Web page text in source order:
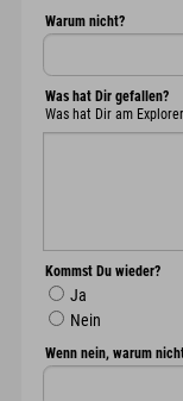
Warum nicht?
Was hat Dir gefallen?
Was hat Dir am
Kommst Du wieder?
Ja
Nein
Wenn nein, warum